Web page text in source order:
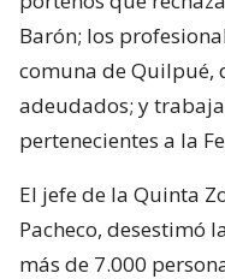
Barón; los
comuna de Quilpué,
adeudados; y
pertenecientes a la
El jefe de la Quinta
Pacheco, desestimó
más de 7.000